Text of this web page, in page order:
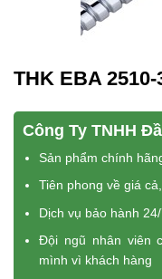
THK EBA 2510-
Công Ty TNHH
Sản phẩm chính
Tiên phong về giá
Dịch vụ bảo hành
Đội ngũ nhân viên
mình vì khách hàng